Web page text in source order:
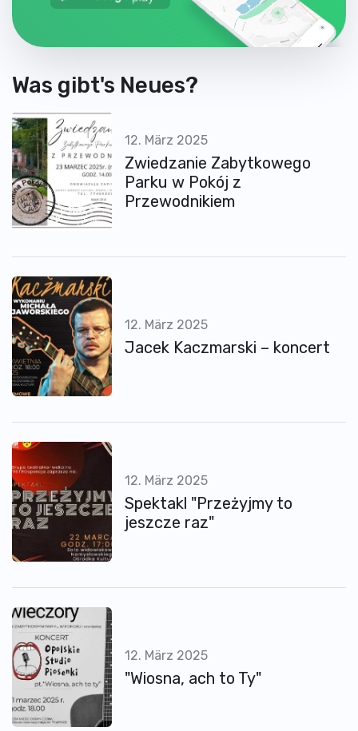
Was gibt's Neues?
12. März 2025
Zwiedzanie Zabytkowego
Parku w Pokój z
Przewodnikiem
12. März 2025
Jacek Kaczmarski – koncert
12. März 2025
Spektakl "Przeżyjmy to
jeszcze raz"
12. März 2025
"Wiosna, ach to Ty"